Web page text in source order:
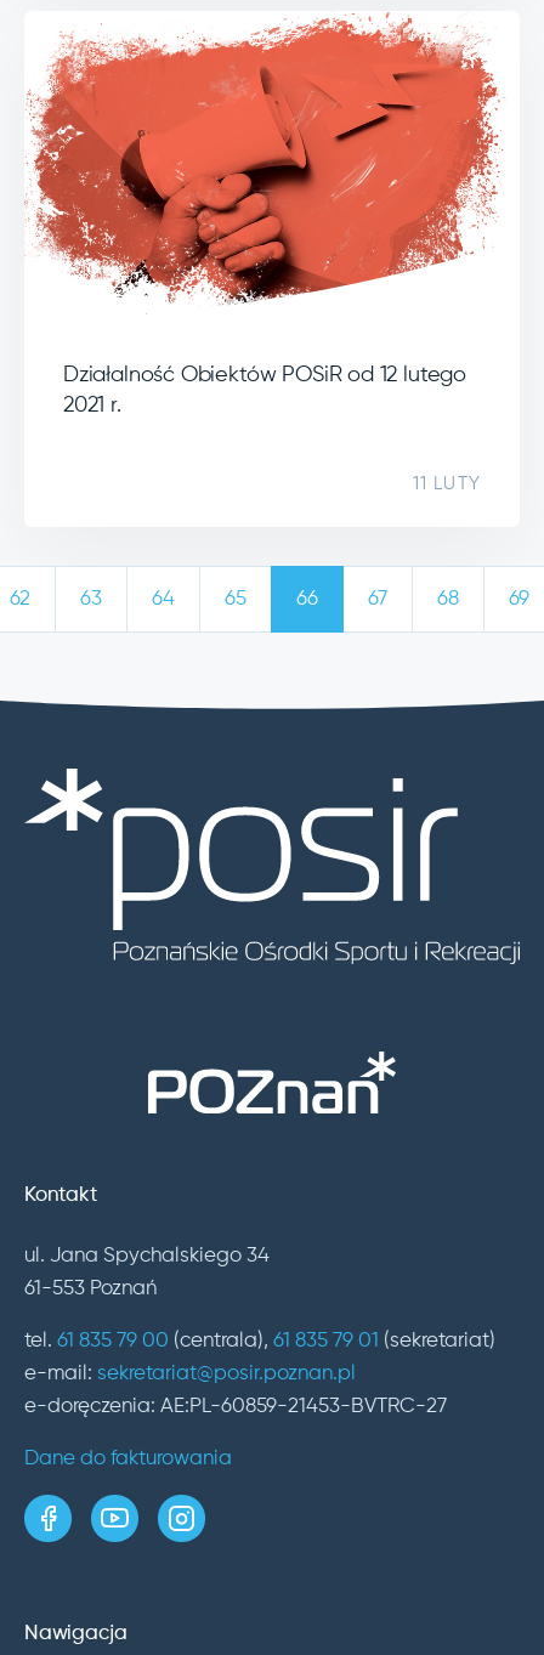
Działalność Obiektów POSiR od 12 lutego
2021 r.
11 LUTY
62 63 64 65 66 67 68 69
Kontakt
ul. Jana Spychalskiego 34
61-553 Poznań
tel. 61 835 79 00 (centrala), 61 835 79 01 (sekretariat)
e-mail: sekretariat@posir.poznan.pl
e-doręczenia: AE:PL-60859-21453-BVTRC-27
Dane do fakturowania
strona w serwisie Facebook
kanał w serwisie YouTube
profil w serwisie Instagram
Nawigacja